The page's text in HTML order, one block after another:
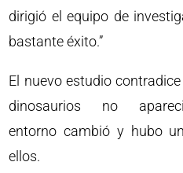
dirigió el equipo de
bastante éxito.”
El nuevo estudio
dinosaurios no
entorno cambió y hubo
ellos.